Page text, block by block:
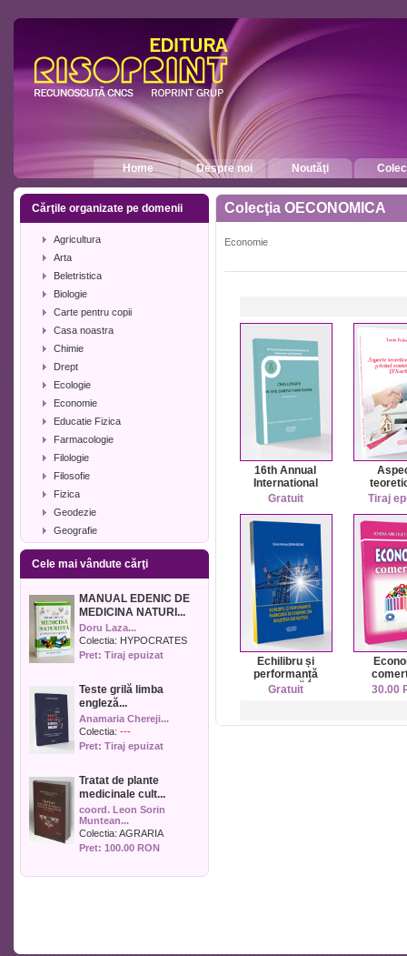
Home Despre noi Noutăţi
Cărţile organizate pe domenii
Agricultura
Arta
Beletristica
Biologie
Carte pentru copii
Casa noastra
Chimie
Drept
Ecologie
Economie
Educatie Fizica
Farmacologie
Filologie
Filosofie
Fizica
Geodezie
Geografie
Geologie
Industrie alimentara
Istorie
Istorie literara
Lexicologie
Management
Matematica
Media
Medicina umana
Medicina veterinara
Muzica
Pedagogie
Politica
Psihologie
Sport
Cele mai vândute cărţi
MANUAL EDENIC DE
MEDICINA NATURI...
Doru Laza...
Colectia: HYPOCRATES
Pret: Tiraj epuizat
Teste grilă limba
engleză...
Anamaria Chereji...
Colectia: ---
Pret: Tiraj epuizat
Tratat de plante
medicinale cult...
coord. Leon Sorin
Muntean...
Colectia: AGRARIA
Pret: 100.00 RON
Colecţia OECONOMICA
Economie
16th Annual
International
Conference on
Business
CHALLENGES IN
THE
CARPATHIAN
BASIN
Gratuit
practice
IFN-
Tiraj
Echilibru și
performanță
financiară în
energetică
Gratuit
30.00